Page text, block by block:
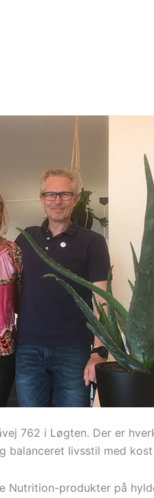
762 i Løgten. Der er
balanceret livsstil med
produkter på